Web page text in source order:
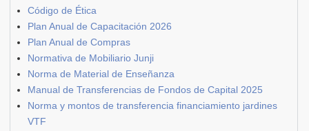
Código de Ética
Plan Anual de Capacitación 2026
Plan Anual de Compras
Normativa de Mobiliario Junji
Norma de Material de Enseñanza
Manual de Transferencias de Fondos de Capital 2025
Norma y montos de transferencia financiamiento jardines
VTF